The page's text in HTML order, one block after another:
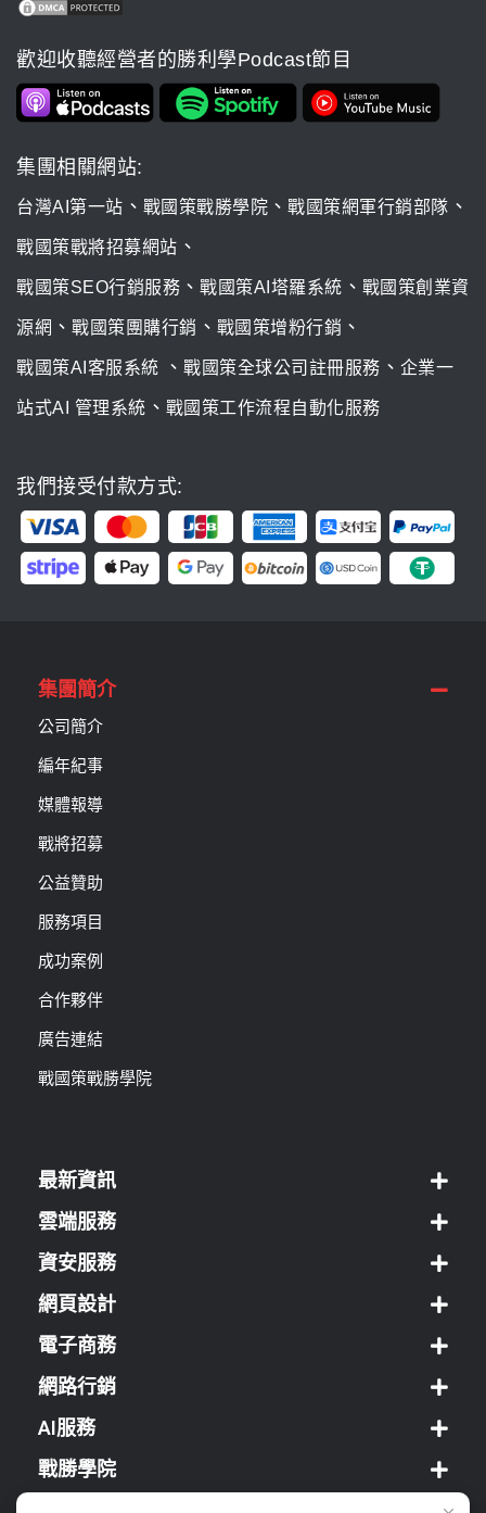
歡迎收聽經營者的勝利學Podcast節目
集團相關網站:
台灣AI第一站 、 戰國策戰勝學院 、 戰國策網軍行銷部隊 、
戰國策戰將招募網站 、
戰國策SEO行銷服務 、 戰國策AI塔羅系統 、 戰國策創業資
源網 、 戰國策團購行銷 、 戰國策增粉行銷 、
戰國策AI客服系統 、 戰國策全球公司註冊服務 、 企業一
站式AI 管理系統 、 戰國策工作流程自動化服務
我們接受付款方式:
集團簡介
公司簡介
編年紀事
媒體報導
戰將招募
公益贊助
服務項目
成功案例
合作夥伴
廣告連結
戰國策戰勝學院
最新資訊
雲端服務
資安服務
網頁設計
電子商務
網路行銷
AI服務
戰勝學院